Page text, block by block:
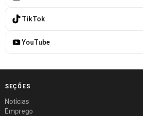
TikTok
YouTube
SEÇÕES
Notícias
Emprego